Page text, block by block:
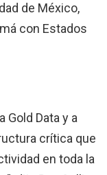
de México,
con Estados
Gold Data y a
crítica que
en toda la